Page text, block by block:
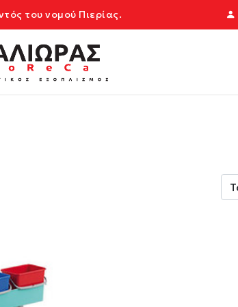
του νομού Πιερίας.